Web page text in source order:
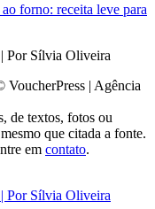
forno: receita leve para
VoucherPress | Agência
de textos, fotos ou
que citada a fonte.
em contato.